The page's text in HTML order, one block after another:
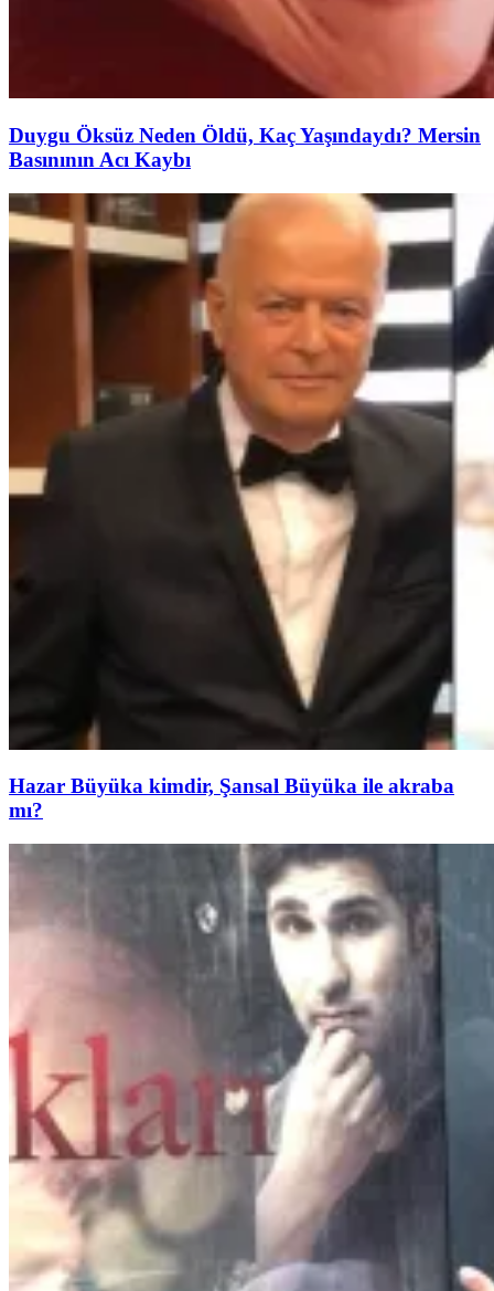
Duygu Öksüz Neden Öldü, Kaç Yaşındaydı? Mersin
Basınının Acı Kaybı
Hazar Büyüka kimdir, Şansal Büyüka ile akraba
mı?